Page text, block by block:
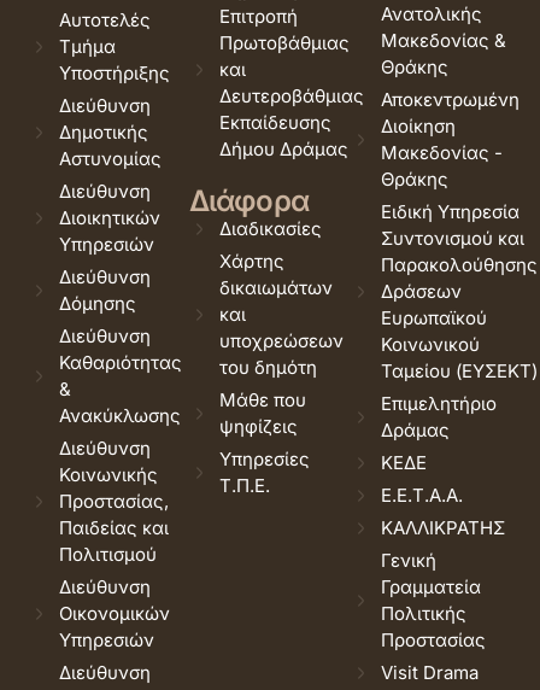
Αυτοτελές
Τμήμα
Υποστήριξης
Διεύθυνση
Δημοτικής
Αστυνομίας
Διεύθυνση
Διοικητικών
Υπηρεσιών
Διεύθυνση
Δόμησης
Διεύθυνση
Καθαριότητας
&
Ανακύκλωσης
Διεύθυνση
Κοινωνικής
Προστασίας,
Παιδείας και
Πολιτισμού
Διεύθυνση
Οικονομικών
Υπηρεσιών
Διεύθυνση
Επιτροπή
Πρωτοβάθμιας
και
Δευτεροβάθμιας
Εκπαίδευσης
Δήμου Δράμας
Διάφορα
Διαδικασίες
Χάρτης
δικαιωμάτων
και
υποχρεώσεων
του δημότη
Μάθε που
ψηφίζεις
Υπηρεσίες
Τ.Π.Ε.
Ανατολικής
Μακεδονίας &
Θράκης
Αποκεντρωμένη
Διοίκηση
Μακεδονίας -
Θράκης
Ειδική Υπηρεσία
Συντονισμού και
Παρακολούθησης
Δράσεων
Ευρωπαϊκού
Κοινωνικού
Ταμείου (ΕΥΣΕΚΤ)
Επιμελητήριο
Δράμας
ΚΕΔΕ
Ε.Ε.Τ.Α.Α.
ΚΑΛΛΙΚΡΑΤΗΣ
Γενική
Γραμματεία
Πολιτικής
Προστασίας
Visit Drama